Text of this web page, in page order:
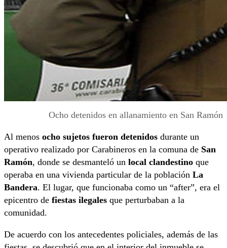
Ocho detenidos en allanamiento en San Ramón
Al menos ocho sujetos fueron detenidos durante un
operativo realizado por Carabineros en la comuna de San
Ramón, donde se desmanteló un local clandestino que
operaba en una vivienda particular de la población La
Bandera. El lugar, que funcionaba como un “after”, era el
epicentro de fiestas ilegales que perturbaban a la
comunidad.
De acuerdo con los antecedentes policiales, además de las